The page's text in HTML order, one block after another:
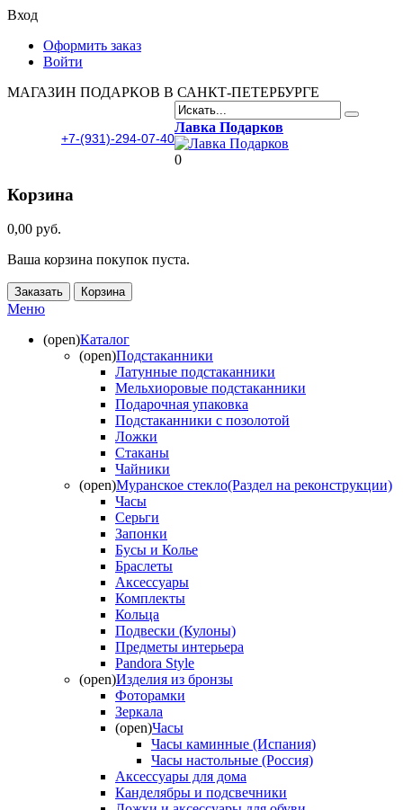
Вход
Оформить заказ
Войти
МАГАЗИН ПОДАРКОВ В САНКТ-ПЕТЕРБУРГЕ
+7-(931)-294-07-40
Лавка Подарков
0
Корзина
0,00 руб.
Ваша корзина покупок пуста.
Заказать Корзина
Меню
(open)Каталог
(open)Подстаканники
Латунные подстаканники
Мельхиоровые подстаканники
Подарочная упаковка
Подстаканники с позолотой
Ложки
Стаканы
Чайники
(open)Муранское стекло(Раздел на реконструкции)
Часы
Серьги
Запонки
Бусы и Колье
Браслеты
Аксессуары
Комплекты
Кольца
Подвески (Кулоны)
Предметы интерьера
Pandora Style
(open)Изделия из бронзы
Фоторамки
Зеркала
(open)Часы
Часы каминные (Испания)
Часы настольные (Россия)
Аксессуары для дома
Канделябры и подсвечники